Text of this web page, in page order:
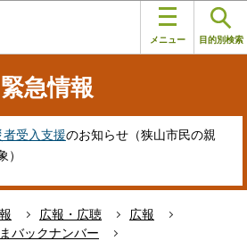
メニュー 目的別検索
緊急情報
受入支援のお知らせ（狭山市民の親
）
広報・広聴
広報
バックナンバー